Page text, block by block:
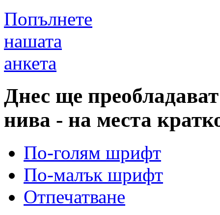
Попълнете
нашата
анкета
Днес ще
нива - на места
По-голям шрифт
По-малък шрифт
Отпечатване